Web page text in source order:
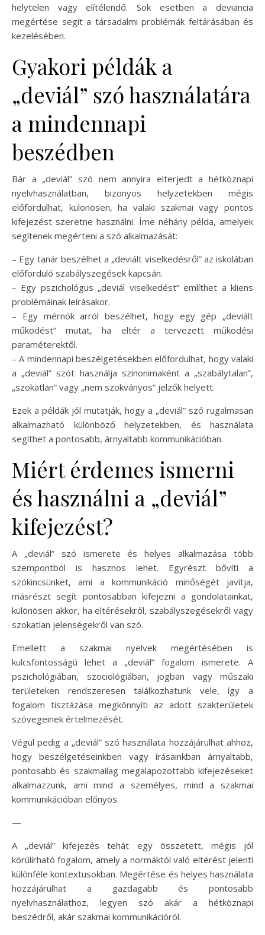
helytelen vagy elítélendő. Sok esetben a deviancia
megértése segít a társadalmi problémák feltárásában és
kezelésében.
Gyakori példák a
„deviál” szó használatára
a mindennapi
beszédben
Bár a „deviál” szó nem annyira elterjedt a hétköznapi
nyelvhasználatban, bizonyos helyzetekben mégis
előfordulhat, különösen, ha valaki szakmai vagy pontos
kifejezést szeretne használni. Íme néhány példa, amelyek
segítenek megérteni a szó alkalmazását:
– Egy tanár beszélhet a „deviált viselkedésről” az iskolában
előforduló szabályszegések kapcsán.
– Egy pszichológus „deviál viselkedést” említhet a kliens
problémáinak leírásakor.
– Egy mérnök arról beszélhet, hogy egy gép „deviált
működést” mutat, ha eltér a tervezett működési
paraméterektől.
– A mindennapi beszélgetésekben előfordulhat, hogy valaki
a „deviál” szót használja szinonimaként a „szabálytalan”,
„szokatlan” vagy „nem szokványos” jelzők helyett.
Ezek a példák jól mutatják, hogy a „deviál” szó rugalmasan
alkalmazható különböző helyzetekben, és használata
segíthet a pontosabb, árnyaltabb kommunikációban.
Miért érdemes ismerni
és használni a „deviál”
kifejezést?
A „deviál” szó ismerete és helyes alkalmazása több
szempontból is hasznos lehet. Egyrészt bővíti a
szókincsünket, ami a kommunikáció minőségét javítja,
másrészt segít pontosabban kifejezni a gondolatainkat,
különösen akkor, ha eltérésekről, szabályszegésekről vagy
szokatlan jelenségekről van szó.
Emellett a szakmai nyelvek megértésében is
kulcsfontosságú lehet a „deviál” fogalom ismerete. A
pszichológiában, szociológiában, jogban vagy műszaki
területeken rendszeresen találkozhatunk vele, így a
fogalom tisztázása megkönnyíti az adott szakterületek
szövegeinek értelmezését.
Végül pedig a „deviál” szó használata hozzájárulhat ahhoz,
hogy beszélgetéseinkben vagy írásainkban árnyaltabb,
pontosabb és szakmailag megalapozottabb kifejezéseket
alkalmazzunk, ami mind a személyes, mind a szakmai
kommunikációban előnyös.
—
A „deviál” kifejezés tehát egy összetett, mégis jól
körülírható fogalom, amely a normáktól való eltérést jelenti
különféle kontextusokban. Megértése és helyes használata
hozzájárulhat a gazdagabb és pontosabb
nyelvhasználathoz, legyen szó akár a hétköznapi
beszédről, akár szakmai kommunikációról.